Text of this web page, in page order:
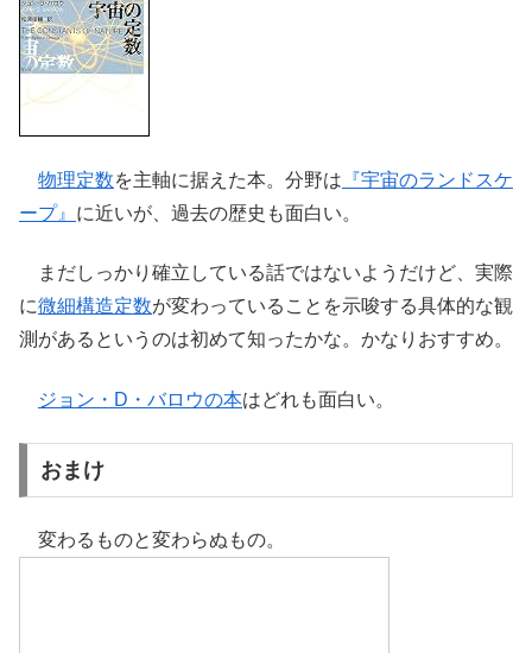
物理定数を主軸に据えた本。分野は 『宇宙のランドスケ
ープ』 に近いが、過去の歴史も面白い。
まだしっかり確立している話ではないようだけど、実際
に微細構造定数が変わっていることを示唆する具体的な観
測があるというのは初めて知ったかな。かなりおすすめ。
ジョン・D・バロウの本はどれも面白い。
おまけ
変わるものと変わらぬもの。